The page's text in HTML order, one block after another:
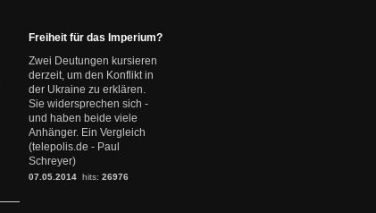
Freiheit für das Imperium?
Zwei Deutungen kursieren
derzeit, um den Konflikt in
der Ukraine zu erklären.
Sie widersprechen sich -
und haben beide viele
Anhänger. Ein Vergleich
(telepolis.de - Paul
Schreyer)
07.05.2014 hits: 26976